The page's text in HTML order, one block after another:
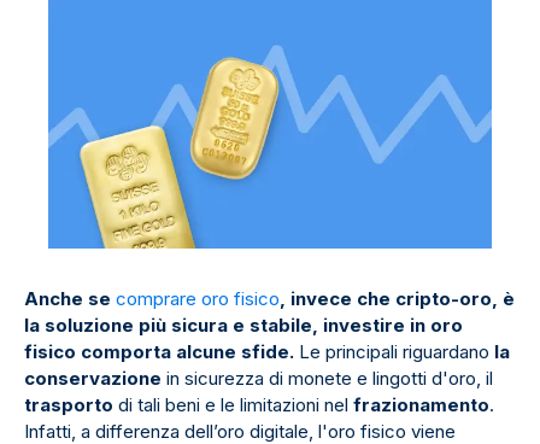
Anche se comprare oro fisico, invece che cripto-oro, è
la soluzione più sicura e stabile, investire in oro
fisico comporta alcune sfide. Le principali riguardano la
conservazione in sicurezza di monete e lingotti d'oro, il
trasporto di tali beni e le limitazioni nel frazionamento.
Infatti, a differenza dell’oro digitale, l'oro fisico viene